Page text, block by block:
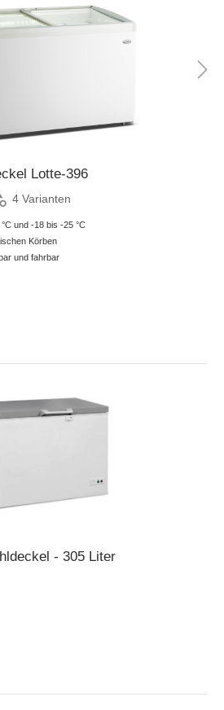
Lotte-396
4 Varianten
und -18 bis -25 °C
Körben
und fahrbar
- 305 Liter